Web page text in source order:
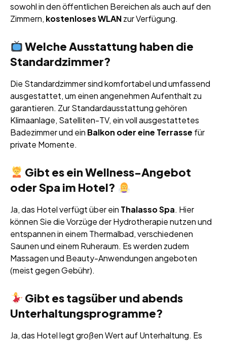
sowohl in den öffentlichen Bereichen als auch auf den
Zimmern, kostenloses WLANzur Verfügung.
Welche Ausstattung haben die
Standardzimmer?
Die Standardzimmer sind komfortabel und umfassend
ausgestattet, um einen angenehmen Aufenthalt zu
garantieren. Zur Standardausstattung gehören
Klimaanlage, Satelliten-TV, ein voll ausgestattetes
Badezimmer und ein Balkon oder eine Terrasse für
private Momente.
Gibt es ein Wellness-Angebot
oder Spa im Hotel?
Ja, das Hotel verfügt über ein Thalasso Spa. Hier
können Sie die Vorzüge der Hydrotherapie nutzen und
entspannen in einem Thermalbad, verschiedenen
Saunen und einem Ruheraum. Es werden zudem
Massagen und Beauty-Anwendungen angeboten
(meist gegen Gebühr).
Gibt es tagsüber und abends
Unterhaltungsprogramme?
Ja, das Hotel legt großen Wert auf Unterhaltung. Es